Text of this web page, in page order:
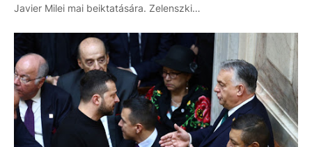
Javier Milei mai beiktatására. Zelenszki…